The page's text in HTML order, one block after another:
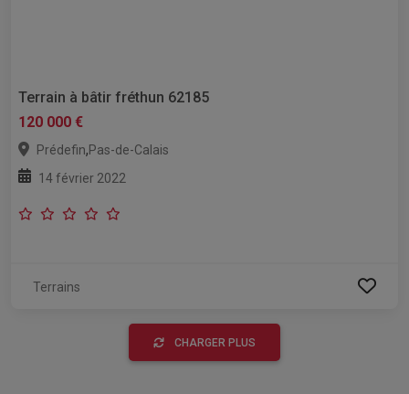
Terrain à bâtir fréthun 62185
120 000 €
Prédefin,Pas-de-Calais
14 février 2022
Terrains
CHARGER PLUS